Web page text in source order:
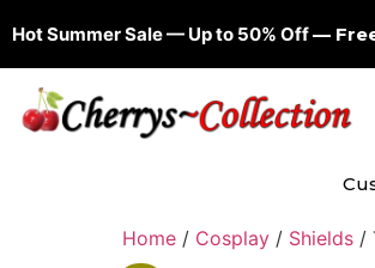
Hot Summer Sale — Up to 50% Off—
Home / Cosplay / Shields /